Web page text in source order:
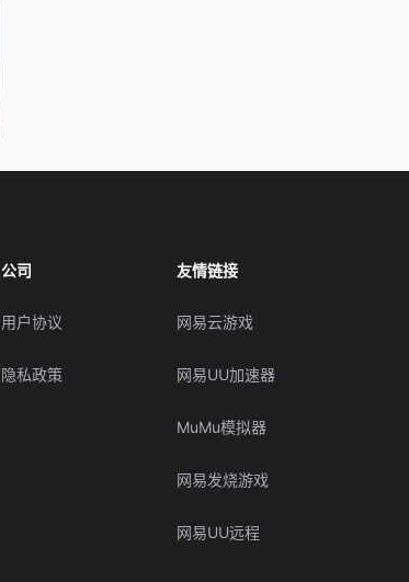
公司
用户协议
隐私政策
友情链接
网易云游戏
网易UU加速器
MuMu模拟器
网易发烧游戏
网易UU远程